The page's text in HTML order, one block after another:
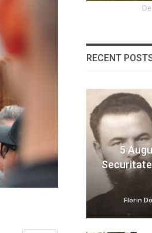
RECENT
5
Florin